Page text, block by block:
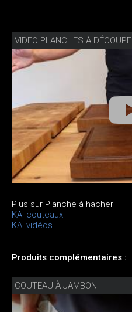
Plus sur Planche à hacher
KAI couteaux
KAI vidéos
Produits complémentaires :
COUTEAU À JAMBON